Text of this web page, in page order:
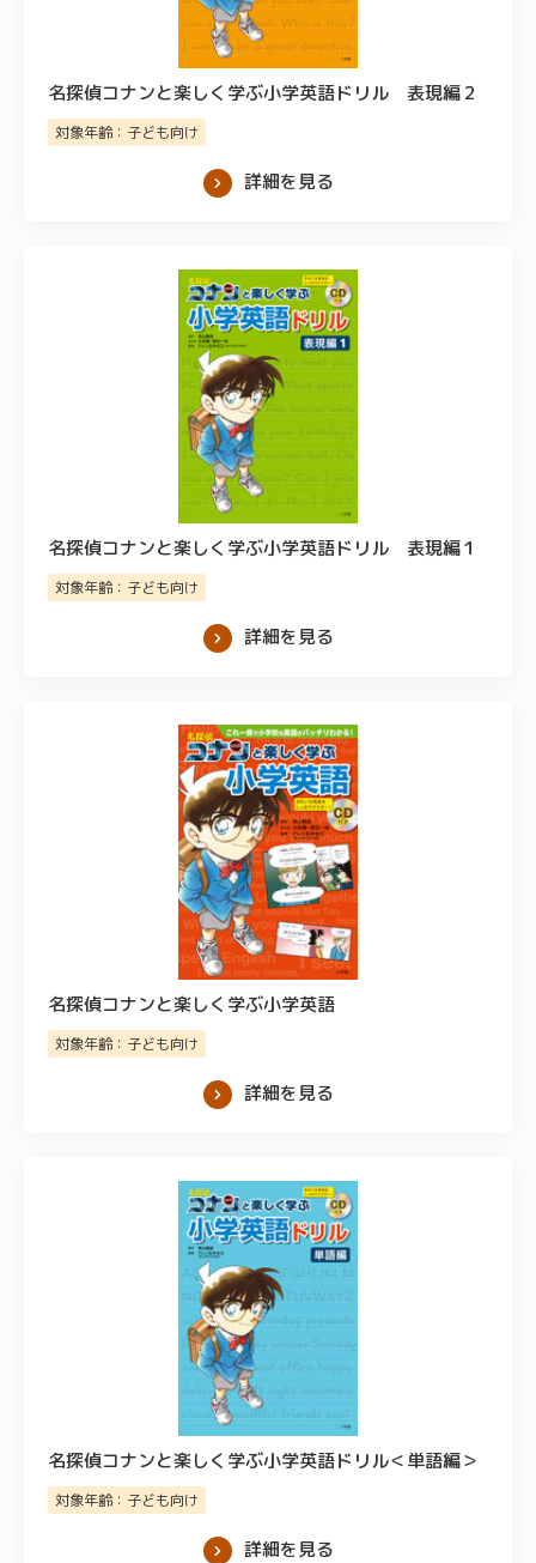
名探偵コナンと楽しく学ぶ小学英語ドリル 表現編２
対象年齢：子ども向け
詳細を見る
名探偵コナンと楽しく学ぶ小学英語ドリル 表現編１
対象年齢：子ども向け
詳細を見る
名探偵コナンと楽しく学ぶ小学英語
対象年齢：子ども向け
詳細を見る
名探偵コナンと楽しく学ぶ小学英語ドリル＜単語編＞
対象年齢：子ども向け
詳細を見る